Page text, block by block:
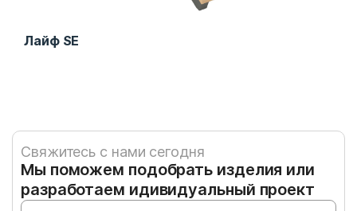
Лайф SE
Свяжитесь с нами сегодня
Мы поможем подобрать изделия или
разработаем идивидуальный проект